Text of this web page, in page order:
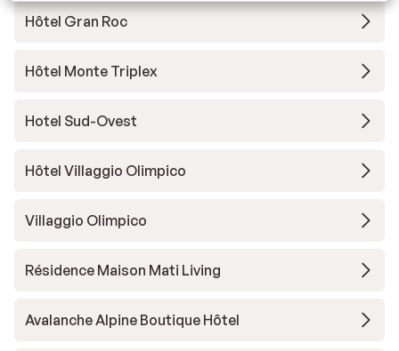
Hôtel Gran Roc
Hôtel Monte Triplex
Hotel Sud-Ovest
Hôtel Villaggio Olimpico
Villaggio Olimpico
Résidence Maison Mati Living
Avalanche Alpine Boutique Hôtel